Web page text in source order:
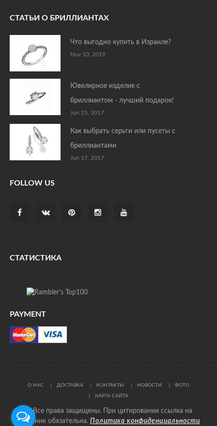
СТАТЬИ О БРИЛЛИАНТАХ
Что выгодно купить в Израиле?
Nov 10, 2019
Ювелирное изделие с
бриллиантом - лучший подарок!
Jun 25, 2017
Как выбрать серьги или пусеты с
бриллиантами
Jun 17, 2017
FOLLOW US
СТАТИСТИКА
PAYMENT
О НАС ДОСТАВКА КОНТАКТЫ НОВОСТИ ФОТО
КАРТА САЙТА
© Все права защищены. При цитировании ссылка на
источник обязательна. Политика конфиденциальности